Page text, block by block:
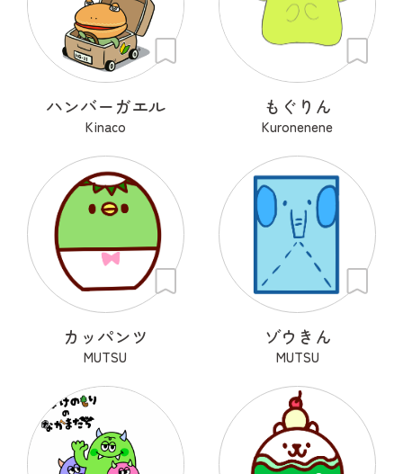
ハンバーガエル
Kinaco
もぐりん
Kuronenene
カッパンツ
MUTSU
ゾウきん
MUTSU